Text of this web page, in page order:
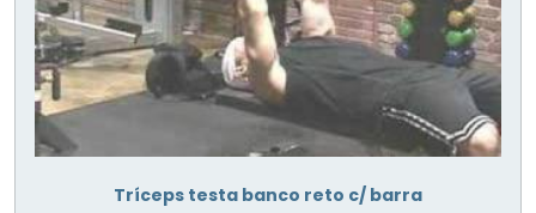
Tríceps testa banco reto c/ barra